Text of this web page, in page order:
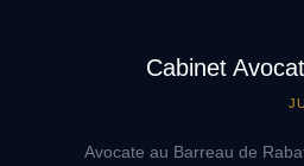
Cabinet
Avocate au Barreau de